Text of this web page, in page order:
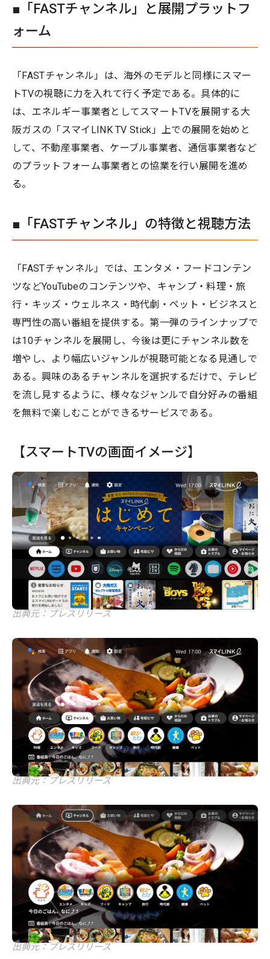
■「FASTチャンネル」と展開プラットフ
ォーム
「FASTチャンネル」は、海外のモデルと同様にスマー
トTVの視聴に力を入れて行く予定である。具体的に
は、エネルギー事業者としてスマートTVを展開する大
阪ガスの「スマイLINK TV Stick」上での展開を始めと
して、不動産事業者、ケーブル事業者、通信事業者など
のプラットフォーム事業者との協業を行い展開を進め
る。
■「FASTチャンネル」の特徴と視聴方法
「FASTチャンネル」では、エンタメ・フードコンテン
ツなどYouTubeのコンテンツや、キャンプ・料理・旅
行・キッズ・ウェルネス・時代劇・ペット・ビジネスと
専門性の高い番組を提供する。第一弾のラインナップで
は10チャンネルを展開し、今後は更にチャンネル数を
増やし、より幅広いジャンルが視聴可能となる見通しで
ある。興味のあるチャンネルを選択するだけで、テレビ
を流し見するように、様々なジャンルで自分好みの番組
を無料で楽しむことができるサービスである。
【スマートTVの画面イメージ】
出典元：プレスリリース
出典元：プレスリリース
出典元：プレスリリース